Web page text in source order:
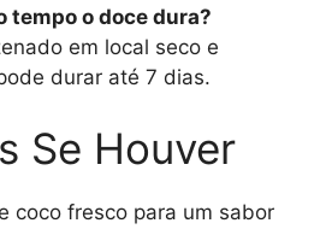
tempo o doce dura?
em local seco e
durar até 7 dias.
Se Houver
coco fresco para um sabor